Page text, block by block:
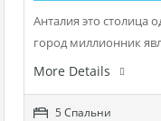
Анталия это столица
город миллионник
More Details
5 Cпальни